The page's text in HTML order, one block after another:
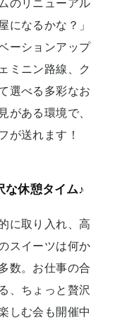
のリニューアル
になるかな？」
ーションアップ
ミニン路線、ク
選べる多彩なお
がある環境で、
が送れます！
な休憩タイム♪
に取り入れ、高
スイーツは何か
数。お仕事の合
、ちょっと贅沢
しむ会も開催中